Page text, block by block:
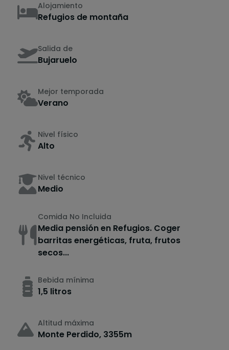
Alojamiento
Refugios de montaña
Salida de
Bujaruelo
Mejor temporada
Verano
Nivel físico
Alto
Nivel técnico
Medio
Comida No Incluida
Media pensión en Refugios. Coger
barritas energéticas, fruta, frutos
secos...
Bebida mínima
1,5 litros
Altitud máxima
Monte Perdido, 3355m